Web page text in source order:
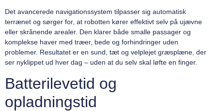
Det avancerede navigationssystem tilpasser sig automatisk
terrænet og sørger for, at robotten kører effektivt selv på ujævne
eller skrånende arealer. Den klarer både smalle passager og
komplekse haver med træer, bede og forhindringer uden
problemer. Resultatet er en sund, tæt og velplejet græsplæne, der
ser nyklippet ud hver dag – uden at du selv skal løfte en finger.
Batterilevetid og
opladningstid